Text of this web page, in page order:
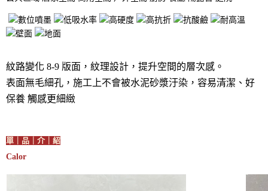
紋路變化 8-9 版面，紋理設計，提升空間的層次感。
表面無毛細孔，施工上不會被水泥砂漿汙染，容易清潔、好
保養 觸感更細緻
單｜品｜介｜紹
Calor